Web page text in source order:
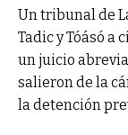
Un tribunal de
Tadic y Tóásó a
un juicio
salieron de la
la detención